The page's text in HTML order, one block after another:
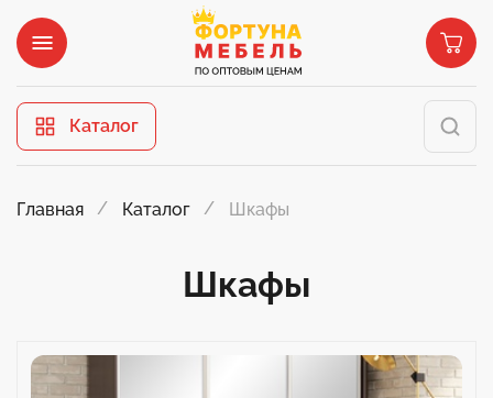
Каталог
Главная Каталог Шкафы
Шкафы